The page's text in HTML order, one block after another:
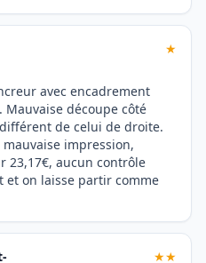
★
avec encadrement
Mauvaise découpe côté
de celui de droite.
impression,
23,17€, aucun contrôle
et on laisse partir comme
★★